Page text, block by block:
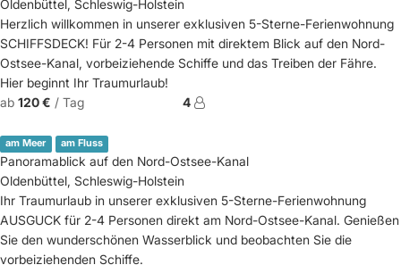
Oldenbüttel, Schleswig-Holstein
Herzlich willkommen in unserer exklusiven 5-Sterne-Ferienwohnung
SCHIFFSDECK! Für 2-4 Personen mit direktem Blick auf den Nord-
Ostsee-Kanal, vorbeiziehende Schiffe und das Treiben der Fähre.
Hier beginnt Ihr Traumurlaub!
ab 120 € / Tag 4
am Meer am Fluss
Panoramablick auf den Nord-Ostsee-Kanal
Oldenbüttel, Schleswig-Holstein
Ihr Traumurlaub in unserer exklusiven 5-Sterne-Ferienwohnung
AUSGUCK für 2-4 Personen direkt am Nord-Ostsee-Kanal. Genießen
Sie den wunderschönen Wasserblick und beobachten Sie die
vorbeiziehenden Schiffe.